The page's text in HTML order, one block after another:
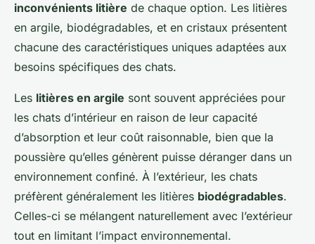
inconvénients litière de chaque option. Les litières
en argile, biodégradables, et en cristaux présentent
chacune des caractéristiques uniques adaptées aux
besoins spécifiques des chats.
Les litières en argile sont souvent appréciées pour
les chats d’intérieur en raison de leur capacité
d’absorption et leur coût raisonnable, bien que la
poussière qu’elles génèrent puisse déranger dans un
environnement confiné. À l’extérieur, les chats
préfèrent généralement les litières biodégradables.
Celles-ci se mélangent naturellement avec l’extérieur
tout en limitant l’impact environnemental.